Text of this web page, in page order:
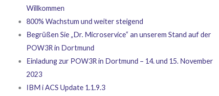
Willkommen
800% Wachstum und weiter steigend
Begrüßen Sie „Dr. Microservice“ an unserem Stand auf der
POW3R in Dortmund
Einladung zur POW3R in Dortmund – 14. und 15. November
2023
IBM i ACS Update 1.1.9.3